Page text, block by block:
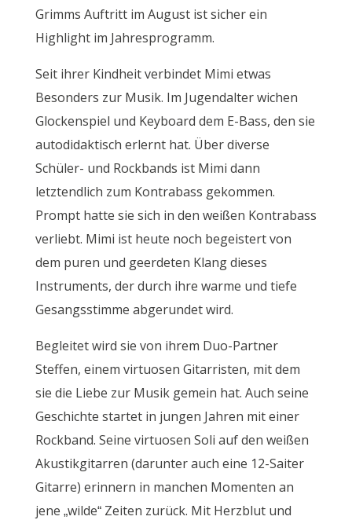
Grimms Auftritt im August ist sicher ein
Highlight im Jahresprogramm.
Seit ihrer Kindheit verbindet Mimi etwas
Besonders zur Musik. Im Jugendalter wichen
Glockenspiel und Keyboard dem E-Bass, den sie
autodidaktisch erlernt hat. Über diverse
Schüler- und Rockbands ist Mimi dann
letztendlich zum Kontrabass gekommen.
Prompt hatte sie sich in den weißen Kontrabass
verliebt. Mimi ist heute noch begeistert von
dem puren und geerdeten Klang dieses
Instruments, der durch ihre warme und tiefe
Gesangsstimme abgerundet wird.
Begleitet wird sie von ihrem Duo-Partner
Steffen, einem virtuosen Gitarristen, mit dem
sie die Liebe zur Musik gemein hat. Auch seine
Geschichte startet in jungen Jahren mit einer
Rockband. Seine virtuosen Soli auf den weißen
Akustikgitarren (darunter auch eine 12-Saiter
Gitarre) erinnern in manchen Momenten an
jene „wilde“ Zeiten zurück. Mit Herzblut und